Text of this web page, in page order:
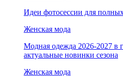
Идеи фотосессии для
Женская мода
Модная одежда 2026-2027 в
актуальные новинки сезона
Женская мода